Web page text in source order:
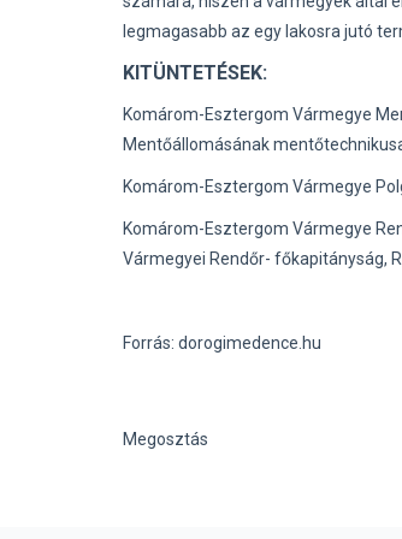
legmagasabb az egy lakosra jutó
KITÜNTETÉSEK:
Komárom-Esztergom Vármegye
Mentőállomásának
Komárom-Esztergom Vármegye
Komárom-Esztergom Vármegye
Vármegyei Rendőr- főkapitányság,
Forrás: dorogimedence.hu
Megosztás